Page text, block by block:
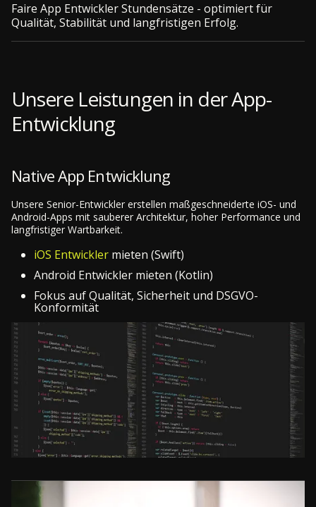
Faire App Entwickler Stundensätze - optimiert für
Qualität, Stabilität und langfristigen Erfolg.
Unsere Leistungen in der App-
Entwicklung
Native App Entwicklung
Unsere Senior-Entwickler erstellen maßgeschneiderte iOS- und
Android-Apps mit sauberer Architektur, hoher Performance und
langfristiger Wartbarkeit.
iOS Entwickler mieten (Swift)
Android Entwickler mieten (Kotlin)
Fokus auf Qualität, Sicherheit und DSGVO-
Konformität